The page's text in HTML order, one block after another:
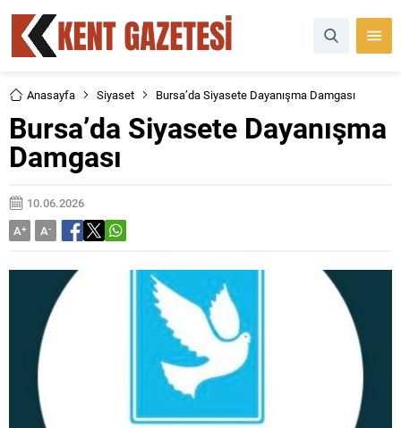
Anasayfa Siyaset Bursa’da Siyasete Dayanışma Damgası
Bursa’da Siyasete Dayanışma
Damgası
10.06.2026
A+ A-